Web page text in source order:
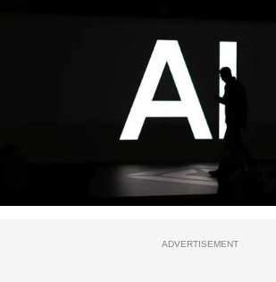
ADVERTISEMENT